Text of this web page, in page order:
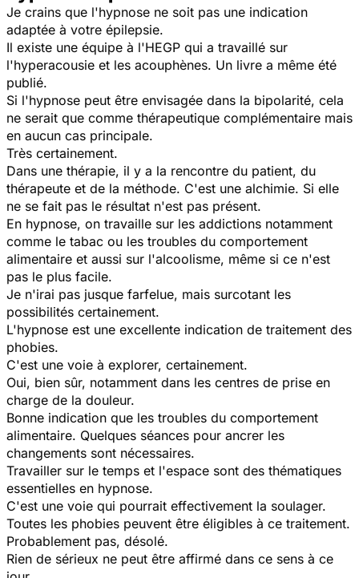
Je crains que l'hypnose ne soit pas une indication
adaptée à votre épilepsie.
Il existe une équipe à l'HEGP qui a travaillé sur
l'hyperacousie et les acouphènes. Un livre a même été
publié.
Si l'hypnose peut être envisagée dans la bipolarité, cela
ne serait que comme thérapeutique complémentaire mais
en aucun cas principale.
Très certainement.
Dans une thérapie, il y a la rencontre du patient, du
thérapeute et de la méthode. C'est une alchimie. Si elle
ne se fait pas le résultat n'est pas présent.
En hypnose, on travaille sur les addictions notamment
comme le tabac ou les troubles du comportement
alimentaire et aussi sur l'alcoolisme, même si ce n'est
pas le plus facile.
Je n'irai pas jusque farfelue, mais surcotant les
possibilités certainement.
L'hypnose est une excellente indication de traitement des
phobies.
C'est une voie à explorer, certainement.
Oui, bien sûr, notamment dans les centres de prise en
charge de la douleur.
Bonne indication que les troubles du comportement
alimentaire. Quelques séances pour ancrer les
changements sont nécessaires.
Travailler sur le temps et l'espace sont des thématiques
essentielles en hypnose.
C'est une voie qui pourrait effectivement la soulager.
Toutes les phobies peuvent être éligibles à ce traitement.
Probablement pas, désolé.
Rien de sérieux ne peut être affirmé dans ce sens à ce